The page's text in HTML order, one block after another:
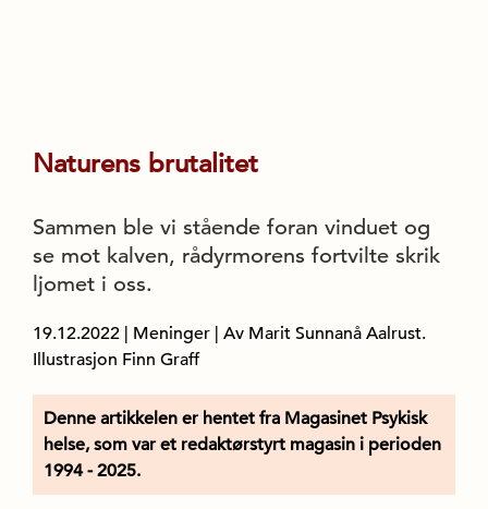
Naturens brutalitet
Sammen ble vi stående foran vinduet og
se mot kalven, rådyrmorens fortvilte skrik
ljomet i oss.
19.12.2022 Meninger | Av Marit Sunnanå Aalrust.
Illustrasjon Finn Graff
Denne artikkelen er hentet fra Magasinet Psykisk
helse, som var et redaktørstyrt magasin i perioden
1994 - 2025.